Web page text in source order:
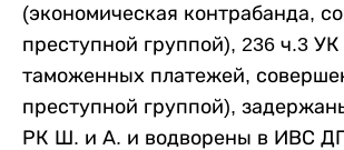
(экономическая контрабанда,
преступной группой), 236 ч.3 УК
таможенных платежей,
преступной группой),
РК Ш. и А. и водворены в ИВС